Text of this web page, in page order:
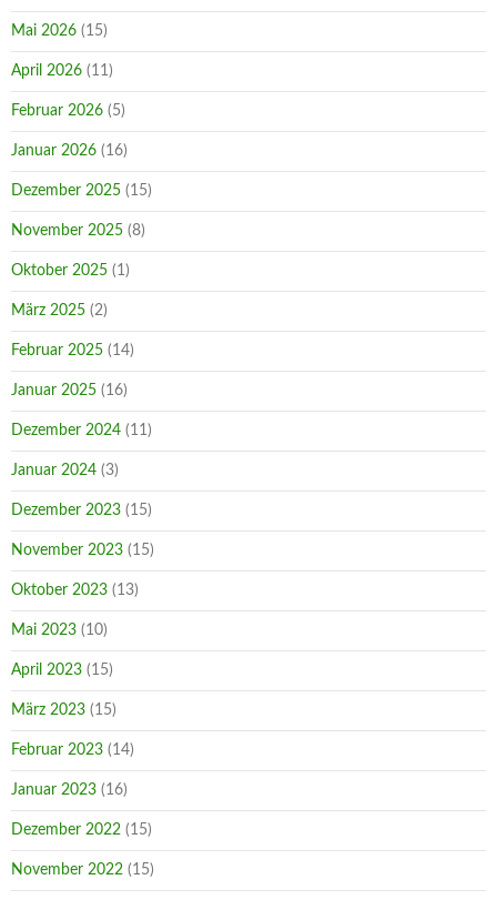
Mai 2026 (15)
April 2026 (11)
Februar 2026 (5)
Januar 2026 (16)
Dezember 2025 (15)
November 2025 (8)
Oktober 2025 (1)
März 2025 (2)
Februar 2025 (14)
Januar 2025 (16)
Dezember 2024 (11)
Januar 2024 (3)
Dezember 2023 (15)
November 2023 (15)
Oktober 2023 (13)
Mai 2023 (10)
April 2023 (15)
März 2023 (15)
Februar 2023 (14)
Januar 2023 (16)
Dezember 2022 (15)
November 2022 (15)